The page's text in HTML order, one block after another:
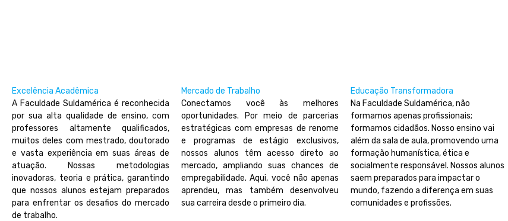
Excelência Acadêmica
A Faculdade Suldamérica é reconhecida
por sua alta qualidade de ensino, com
professores altamente qualificados,
muitos deles com mestrado, doutorado
e vasta experiência em suas áreas de
atuação. Nossas metodologias
inovadoras, teoria e prática, garantindo
que nossos alunos estejam preparados
para enfrentar os desafios do mercado
de trabalho.
Mercado de Trabalho
Conectamos você às melhores
oportunidades. Por meio de parcerias
estratégicas com empresas de renome
e programas de estágio exclusivos,
nossos alunos têm acesso direto ao
mercado, ampliando suas chances de
empregabilidade. Aqui, você não apenas
aprendeu, mas também desenvolveu
sua carreira desde o primeiro dia.
Educação Transformadora
Na Faculdade Suldamérica, não
formamos apenas profissionais;
formamos cidadãos. Nosso ensino vai
além da sala de aula, promovendo uma
formação humanística, ética e
socialmente responsável. Nossos alunos
saem preparados para impactar o
mundo, fazendo a diferença em suas
comunidades e profissões.